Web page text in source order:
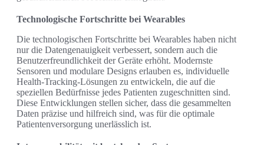
Technologische Fortschritte bei Wearables
Die technologischen Fortschritte bei Wearables haben nicht
nur die Datengenauigkeit verbessert, sondern auch die
Benutzerfreundlichkeit der Geräte erhöht. Modernste
Sensoren und modulare Designs erlauben es, individuelle
Health-Tracking-Lösungen zu entwickeln, die auf die
speziellen Bedürfnisse jedes Patienten zugeschnitten sind.
Diese Entwicklungen stellen sicher, dass die gesammelten
Daten präzise und hilfreich sind, was für die optimale
Patientenversorgung unerlässlich ist.